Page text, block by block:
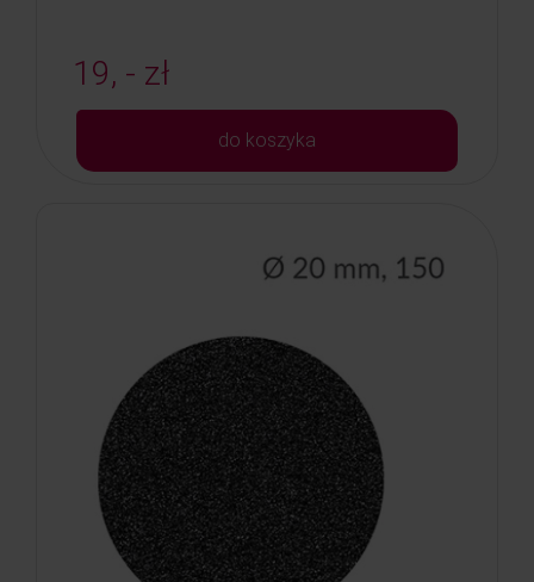
19, - zł
do koszyka